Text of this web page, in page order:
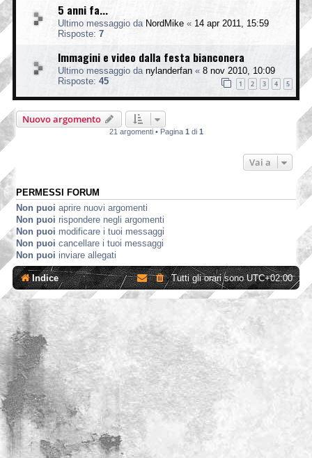
5 anni fa...
Ultimo messaggio da NordMike « 14 apr 2011, 15:59
Risposte: 7
Immagini e video dalla festa bianconera
Ultimo messaggio da nylanderfan « 8 nov 2010, 10:09
Risposte: 45 1 2 3 4 5
Nuovo argomento
21 argomenti • Pagina 1 di 1
Vai a
PERMESSI FORUM
Non puoi aprire nuovi argomenti
Non puoi rispondere negli argomenti
Non puoi modificare i tuoi messaggi
Non puoi cancellare i tuoi messaggi
Non puoi inviare allegati
Indice Tutti gli orari sonoUTC+02:00